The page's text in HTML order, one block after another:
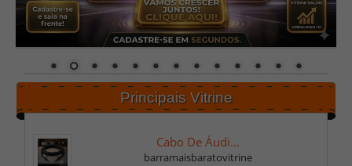
Principais Vitrine
Cabo De Áudi...
barramaisbaratovitrine